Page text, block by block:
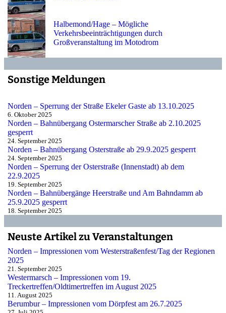
Halbemond/Hage – Mögliche
Verkehrsbeeinträchtigungen durch
Großveranstaltung im Motodrom
Sonstige Meldungen
Norden – Sperrung der Straße Ekeler Gaste ab 13.10.2025
6. Oktober 2025
Norden – Bahnübergang Ostermarscher Straße ab 2.10.2025
gesperrt
24. September 2025
Norden – Bahnübergang Osterstraße ab 29.9.2025 gesperrt
24. September 2025
Norden – Sperrung der Osterstraße (Innenstadt) ab dem
22.9.2025
19. September 2025
Norden – Bahnübergänge Heerstraße und Am Bahndamm ab
25.9.2025 gesperrt
18. September 2025
Neuste Artikel zu Veranstaltungen
Norden – Impressionen vom Westerstraßenfest/Tag der Regionen
2025
21. September 2025
Westermarsch – Impressionen vom 19.
Treckertreffen/Oldtimertreffen im August 2025
11. August 2025
Berumbur – Impressionen vom Dörpfest am 26.7.2025